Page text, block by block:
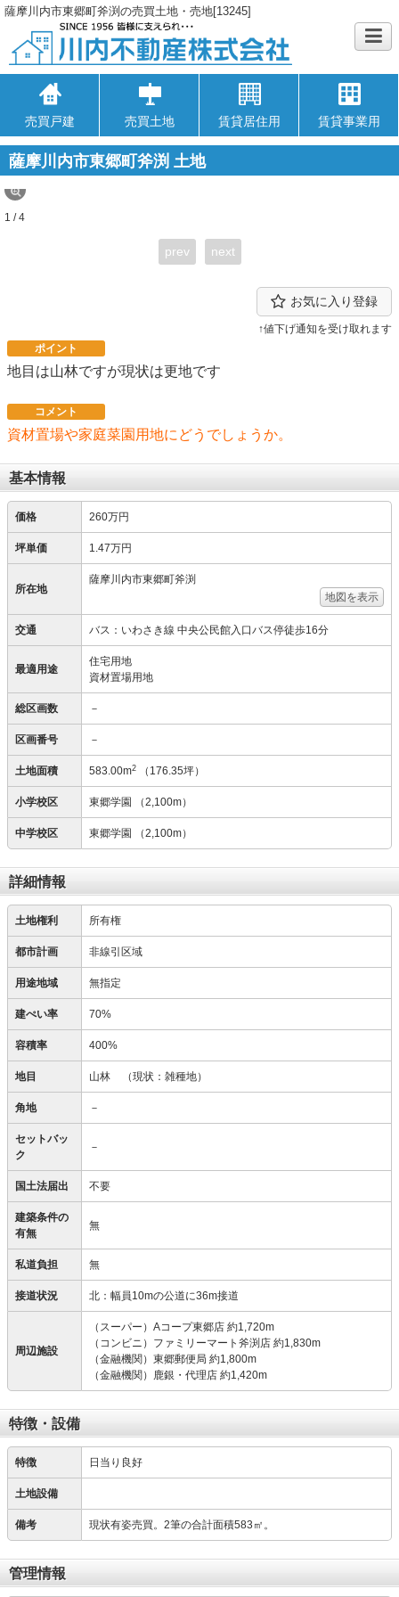
薩摩川内市東郷町斧渕の売買土地・売地[13245]
売買戸建 売買土地 賃貸居住用 賃貸事業用
薩摩川内市東郷町斧渕 土地
1 / 4
prev next
お気に入り登録
↑値下げ通知を受け取れます
ポイント
地目は山林ですが現状は更地です
コメント
資材置場や家庭菜園用地にどうでしょうか。
基本情報
価格 260万円
坪単価 1.47万円
所在地
薩摩川内市東郷町斧渕
地図を表示
交通 バス：いわさき線 中央公民館入口バス停徒歩16分
最適用途
住宅用地
資材置場用地
総区画数 －
区画番号 －
土地面積 583.00m2 （176.35坪）
小学校区 東郷学園 （2,100m）
中学校区 東郷学園 （2,100m）
詳細情報
土地権利 所有権
都市計画 非線引区域
用途地域 無指定
建ぺい率 70%
容積率 400%
地目 山林 （現状：雑種地）
角地 －
セットバッ
ク
－
国土法届出 不要
建築条件の
有無
無
私道負担 無
接道状況 北：幅員10mの公道に36m接道
周辺施設
（スーパー）Aコープ東郷店 約1,720m
（コンビニ）ファミリーマート斧渕店 約1,830m
（金融機関）東郷郵便局 約1,800m
（金融機関）鹿銀・代理店 約1,420m
特徴・設備
特徴 日当り良好
土地設備
備考 現状有姿売買。2筆の合計面積583㎡。
管理情報